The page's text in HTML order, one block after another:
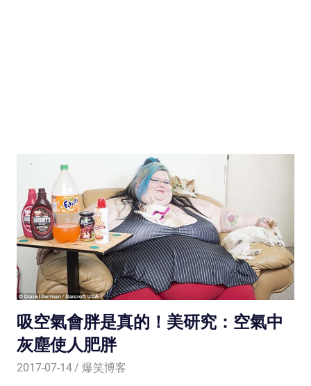
吸空氣會胖是真的！美研究：空氣中
灰塵使人肥胖
2017-07-14 爆笑博客